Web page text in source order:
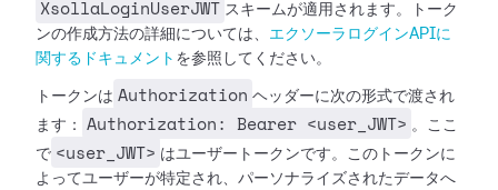
XsollaLoginUserJWT スキームが適用されます。トーク
ンの作成方法の詳細については、 エクソーラログインAPIに
関するドキュメント を参照してください。
トークンは Authorization ヘッダーに次の形式で渡され
ます：
Authorization: Bearer <user_JWT> 。ここ
で <user_JWT> はユーザートークンです。このトークンに
よってユーザーが特定され、パーソナライズされたデータへ